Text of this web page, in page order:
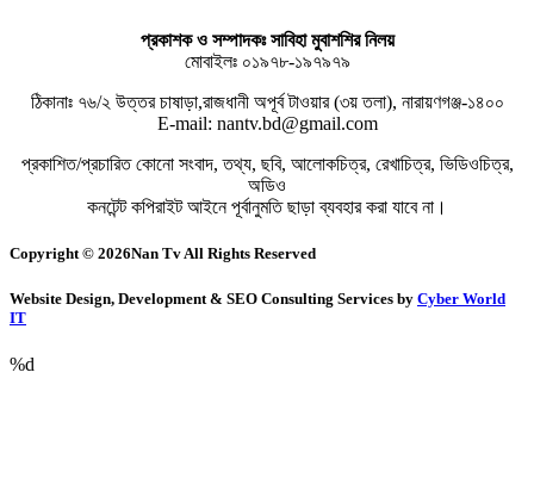
প্রকাশক ও সম্পাদকঃ সাবিহা মুবাশশির নিলয়
মোবাইলঃ ০১৯৭৮-১৯৭৯৭৯
ঠিকানাঃ ৭৬/২ উত্তর চাষাড়া,রাজধানী অপূর্ব টাওয়ার (৩য় তলা), নারায়ণগঞ্জ-১৪০০
E-mail: nantv.bd@gmail.com
প্রকাশিত/প্রচারিত কোনো সংবাদ, তথ্য, ছবি, আলোকচিত্র, রেখাচিত্র, ভিডিওচিত্র,
অডিও
কনটেন্ট কপিরাইট আইনে পূর্বানুমতি ছাড়া ব্যবহার করা যাবে না।
Copyright © 2026Nan Tv All Rights Reserved
Website Design, Development & SEO Consulting Services by Cyber World
IT
%d